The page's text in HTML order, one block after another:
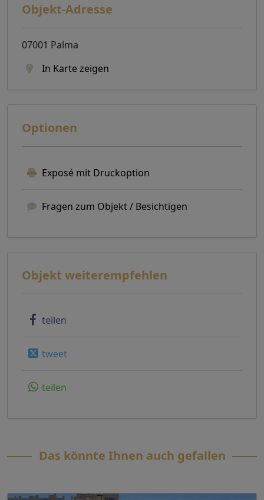
Objekt-Adresse
07001 Palma
In Karte zeigen
Optionen
Exposé mit Druckoption
Fragen zum Objekt / Besichtigen
Objekt weiterempfehlen
teilen
tweet
teilen
Das könnte Ihnen auch gefallen